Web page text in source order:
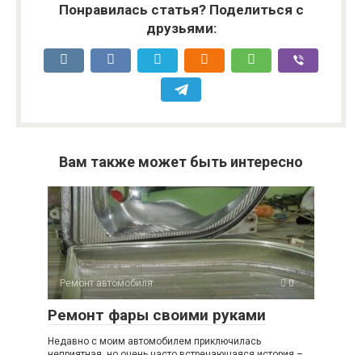
Понравилась статья? Поделиться с
друзьями:
Вам также может быть интересно
Ремонт автомобиля 0
Ремонт фары своими руками
Недавно с моим автомобилем приключилась